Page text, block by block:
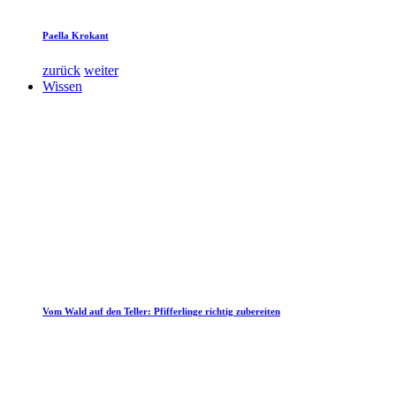
Paella Krokant
zurück weiter
Wissen
Vom Wald auf den Teller: Pfifferlinge richtig zubereiten